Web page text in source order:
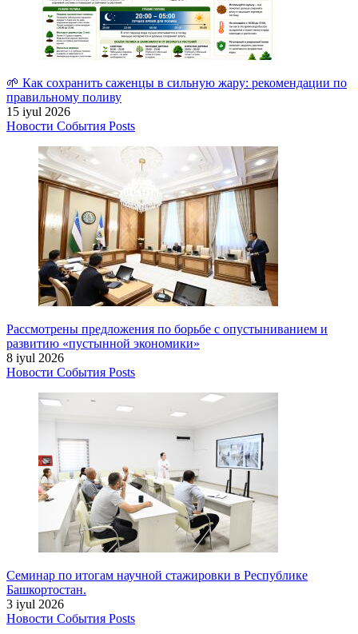
🌱 Как сохранить саженцы в сильную жару: рекомендации по
правильному поливу
15 iyul 2026
Новости События Posts
Рассмотрены предложения по борьбе с опустыниванием и
развитию «пустынной экономики»
8 iyul 2026
Новости События Posts
Семинар по итогам научной стажировки в Республике
Башкортостан.
3 iyul 2026
Новости События Posts